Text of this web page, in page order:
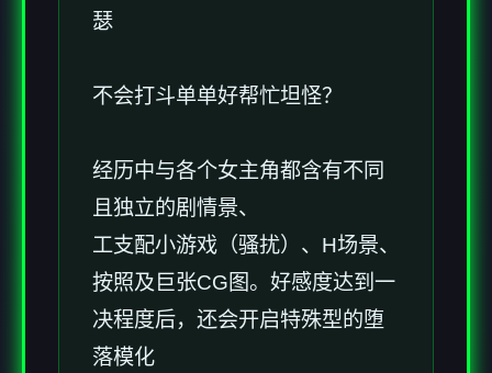
瑟
不会打斗单单好帮忙坦怪？
经历中与各个女主角都含有不同
且独立的剧情景、
工支配小游戏（骚扰）、H场景、
按照及巨张CG图。好感度达到一
决程度后，还会开启特殊型的堕
落模化